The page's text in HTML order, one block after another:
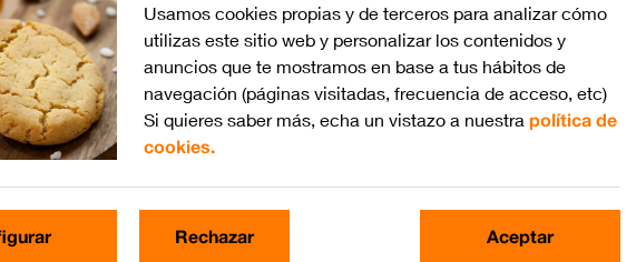
Usamos cookies propias y de terceros para analizar cómo
utilizas este sitio web y personalizar los contenidos y
anuncios que te mostramos en base a tus hábitos de
navegación (páginas visitadas, frecuencia de acceso, etc)
Si quieres saber más, echa un vistazo a nuestra política de
cookies.
Rechazar Aceptar